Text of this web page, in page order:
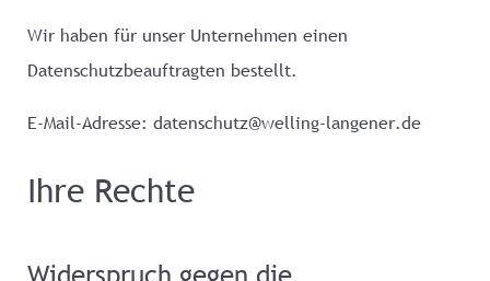
Wir haben für unser Unternehmen einen
Datenschutzbeauftragten bestellt.
E-Mail-Adresse: datenschutz@welling-langener.de
Ihre Rechte
Widerspruch gegen die